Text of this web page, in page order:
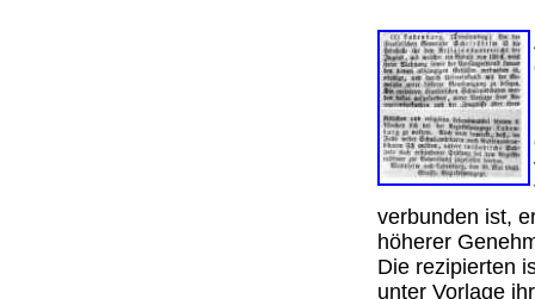
verbunden ist,
höherer
Die rezipierten
unter Vorlage